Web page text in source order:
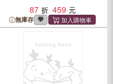
87 459
無庫存